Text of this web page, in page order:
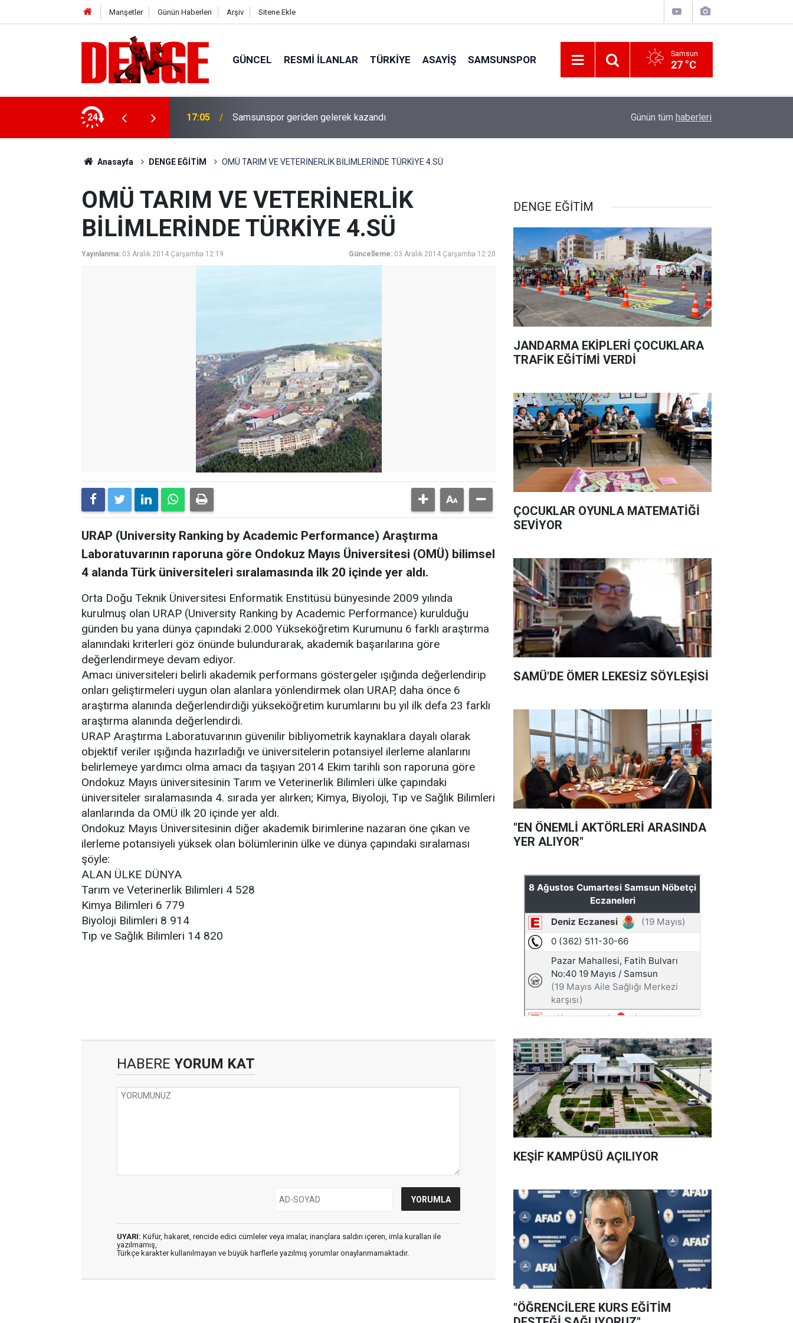
Manşetler Günün Haberleri Arşiv Sitene Ekle
GÜNCEL RESMI İLANLAR TÜRKİYE ASAYİŞ SAMSUNSPOR Samsun
27 °C
24 17:05 Samsunspor geriden gelerek kazandı Down Judo Milli Takımı dünya şampiyonu oldu
Günün tüm haberleri
Anasayfa DENGE EĞİTİM OMÜ TARIM VE VETERİNERLİK BİLİMLERİNDE TÜRKİYE 4.SÜ
OMÜ TARIM VE VETERİNERLİK
BİLİMLERİNDE TÜRKİYE 4.SÜ
Yayınlanma: 03 Aralık 2014 Çarşamba 12:19 Güncelleme: 03 Aralık 2014 Çarşamba 12:20
URAP (University Ranking by Academic Performance) Araştırma
Laboratuvarının raporuna göre Ondokuz Mayıs Üniversitesi (OMÜ) bilimsel
4 alanda Türk üniversiteleri sıralamasında ilk 20 içinde yer aldı.
Orta Doğu Teknik Üniversitesi Enformatik Enstitüsü bünyesinde 2009 yılında
kurulmuş olan URAP (University Ranking by Academic Performance) kurulduğu
günden bu yana dünya çapındaki 2.000 Yükseköğretim Kurumunu 6 farklı araştırma
alanındaki kriterleri göz önünde bulundurarak, akademik başarılarına göre
değerlendirmeye devam ediyor.
Amacı üniversiteleri belirli akademik performans göstergeler ışığında değerlendirip
onları geliştirmeleri uygun olan alanlara yönlendirmek olan URAP, daha önce 6
araştırma alanında değerlendirdiği yükseköğretim kurumlarını bu yıl ilk defa 23 farklı
araştırma alanında değerlendirdi.
URAP Araştırma Laboratuvarının güvenilir bibliyometrik kaynaklara dayalı olarak
objektif veriler ışığında hazırladığı ve üniversitelerin potansiyel ilerleme alanlarını
belirlemeye yardımcı olma amacı da taşıyan 2014 Ekim tarihli son raporuna göre
Ondokuz Mayıs üniversitesinin Tarım ve Veterinerlik Bilimleri ülke çapındaki
üniversiteler sıralamasında 4. sırada yer alırken; Kimya, Biyoloji, Tıp ve Sağlık Bilimleri
alanlarında da OMÜ ilk 20 içinde yer aldı.
Ondokuz Mayıs Üniversitesinin diğer akademik birimlerine nazaran öne çıkan ve
ilerleme potansiyeli yüksek olan bölümlerinin ülke ve dünya çapındaki sıralaması
şöyle:
ALAN ÜLKE DÜNYA
Tarım ve Veterinerlik Bilimleri 4 528
Kimya Bilimleri 6 779
Biyoloji Bilimleri 8 914
Tıp ve Sağlık Bilimleri 14 820
HABERE YORUM KAT
UYARI: Küfür, hakaret, rencide edici cümleler veya imalar, inançlara saldırı içeren, imla kuralları ile
yazılmamış,
Türkçe karakter kullanılmayan ve büyük harflerle yazılmış yorumlar onaylanmamaktadır.
DENGE EĞİTİM
JANDARMA EKİPLERİ ÇOCUKLARA
TRAFİK EĞİTİMİ VERDİ
ÇOCUKLAR OYUNLA MATEMATİĞİ
SEVİYOR
SAMÜ'DE ÖMER LEKESİZ SÖYLEŞİSİ
"EN ÖNEMLİ AKTÖRLERİ ARASINDA
YER ALIYOR"
KEŞİF KAMPÜSÜ AÇILIYOR
"ÖĞRENCİLERE KURS EĞİTİM